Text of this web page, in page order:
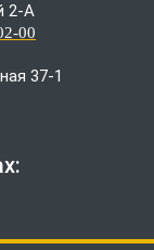
2-А
00
37-1